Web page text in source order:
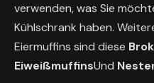
verwenden, was Sie
Kühlschrank haben.
Eiermuffins sind diese
EiweißmuffinsUnd